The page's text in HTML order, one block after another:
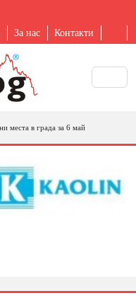
За нас Контакти
места в града за 6 май